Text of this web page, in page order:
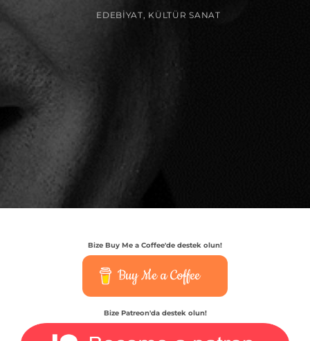
EDEBIYAT KÜLTÜR SANAT
Bize Buy Me a Coffee'de destek olun!
Buy Me a Coffee
Bize Patreon'da destek olun!